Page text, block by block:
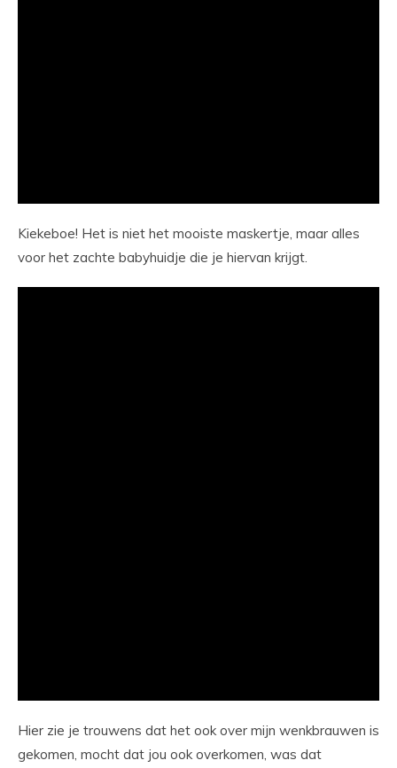
Kiekeboe! Het is niet het mooiste maskertje, maar alles
voor het zachte babyhuidje die je hiervan krijgt.
Hier zie je trouwens dat het ook over mijn wenkbrauwen is
gekomen, mocht dat jou ook overkomen, was dat